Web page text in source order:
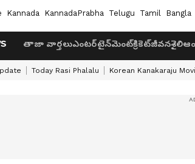
Kannada KannadaPrabha Telugu Tamil Bangla
తాజా వార్తలుఎంటర్‌టైన్‌మెంట్క్రికెట్జీవనశైలి
Today Rasi Phalalu Korean Kanakaraju